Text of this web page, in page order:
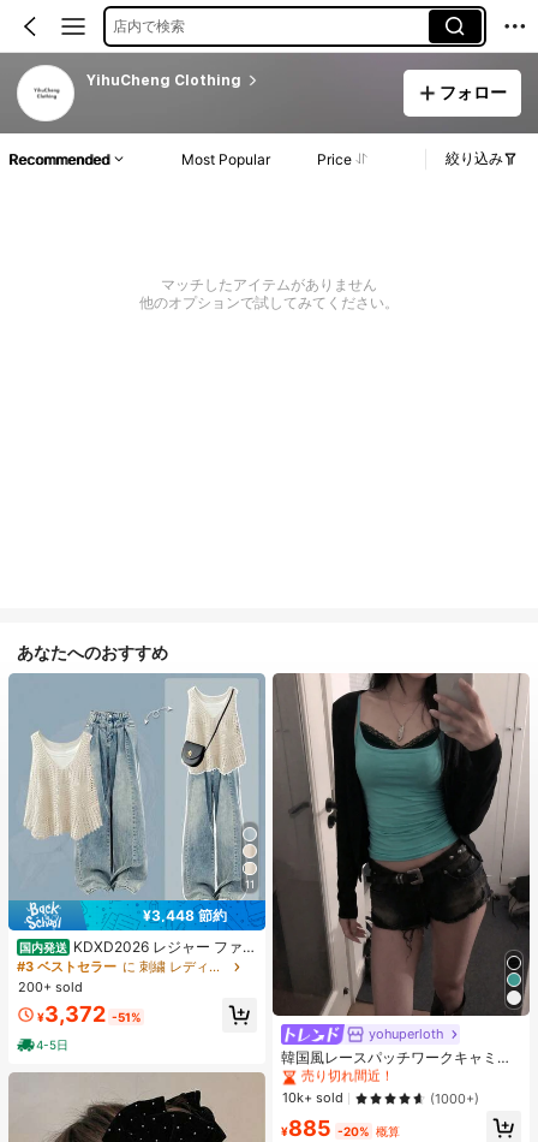
店内で検索
YihuCheng Clothing
フォロー
Recommended Most Popular Price 絞り込み
マッチしたアイテムがありません
他のオプションで試してみてください。
あなたへのおすすめ
11
¥3,448 節約
国内発送 KDXD2026 レジャー ファッ
ション ロングサイズ 夏服 女性 ワイ
ルドスタイル ボア付きトップス ワイ
ルドスタイル ロングスカート 3点セ
ット UVカット 軽量 通気性 袖付き
ヒップカバー効果 通気性抜群 サイズ
豊富
#3 ベストセラー
に 刺繍 レディースコーデ
200+ sold
¥3,372 -51%
4-5日
yohuperloth
韓国風レースパッチワークキャミソ
ールタンクトップ、Y2Kエステティ
ック、ストリートウェアカジュアル
サマー
#1 ベストセラー
に 緑色 万能デイリートップス
売り切れ間近！
#1 ベストセラー
に 緑色 万能デイリートップス
売り切れ間近！
#1 ベストセラー
に 緑色 万能デイリートップス
売り切れ間近！
#1 ベストセラー
に 緑色 万能デイリートップス
売り切れ間近！
10k+ sold (1000+)
¥885 -20% 概算